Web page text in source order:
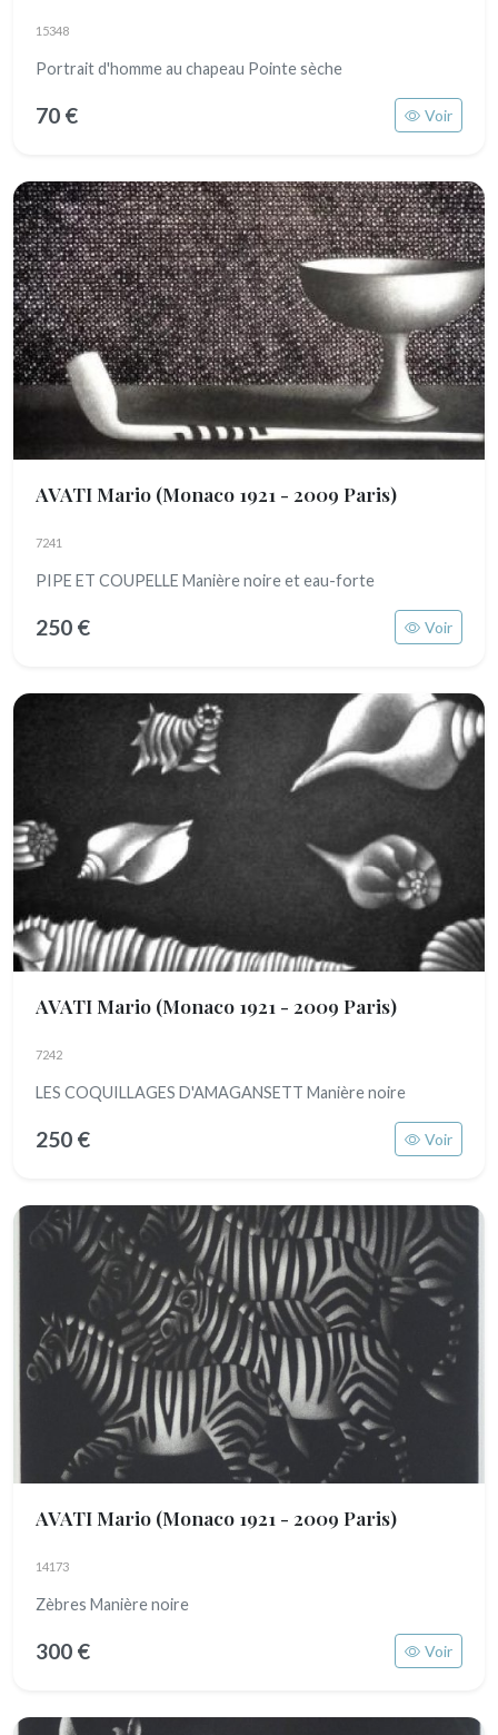
15348
Portrait d'homme au chapeau Pointe sèche
70 € Voir
AVATI Mario (Monaco 1921 - 2009 Paris)
7241
PIPE ET COUPELLE Manière noire et eau-forte
250 € Voir
AVATI Mario (Monaco 1921 - 2009 Paris)
7242
LES COQUILLAGES D'AMAGANSETT Manière noire
250 € Voir
AVATI Mario (Monaco 1921 - 2009 Paris)
14173
Zèbres Manière noire
300 € Voir